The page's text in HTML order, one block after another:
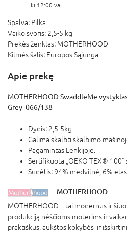
iki 12:00 val.
Spalva: Pilka
Vaiko svoris: 2,5-5 kg
Prekės ženklas: MOTHERHOOD
Kilmės šalis: Europos Sąjunga
Apie prekę
MOTHERHOOD SwaddleMe
Grey 066/138
Dydis: 2,5-5kg
Galima skalbti skalbimo
Pagamintas Lenkijoje.
Sertifikuota „OEKO-TEX® 100“
Sudėtis: 94% medvilnė, 6%
MOTHERHOOD
MOTHERHOOD – tai modernus ir
produkciją nėščioms moterims ir
praktiškus, aukštos kokybės ir